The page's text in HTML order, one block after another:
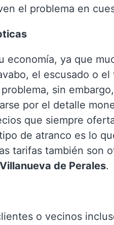
el problema en
economía, ya que
el escusado o
sin
por el detalle
que siempre
de atranco es lo
tarifas también son
Villanueva de Perales.
o vecinos